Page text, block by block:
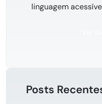
linguagem
Posts